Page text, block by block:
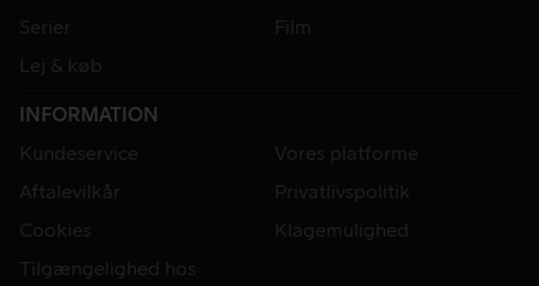
Serier
Film
Lej & køb
INFORMATION
Kundeservice
Vores platforme
Aftalevilkår
Privatlivspolitik
Cookies
Klagemulighed
Tilgængelighed hos